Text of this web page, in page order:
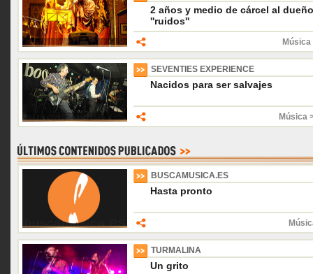
2 años y medio de cárcel al
''ruidos''
SEVENTIES EXPERIENCE
Nacidos para ser salvajes
Música
BUSCAMUSICA.ES
Hasta pronto
TURMALINA
Un grito